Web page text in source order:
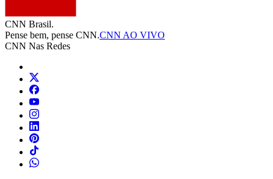
CNN Brasil.
Pense bem, pense CNN.CNN AO VIVO
CNN Nas Redes